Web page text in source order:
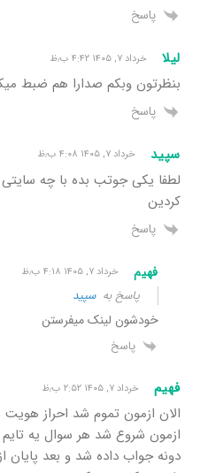
پاسخ
لیلا خرداد ۷, ۱۴۰۵ ۴:۴۲ ب٫ظ
بنظرتون وبکم صدارا هم ضبط
پاسخ
سپید خرداد ۷, ۱۴۰۵ ۴:۰۸ ب٫ظ
لطفا یکی جوتب بده با چه
کردین
پاسخ
فهیم خرداد ۷, ۱۴۰۵ ۴:۱۸ ب٫ظ
پاسخ بهسپید
خودشون لینک میفرستن
پاسخ
فهیم خرداد ۷, ۱۴۰۵ ۲:۵۲ ب٫ظ
الان ازمون تموم شد احراز
ازمون شروع شد هر سوال یه
دونه جواب داده شد و بعد پایان